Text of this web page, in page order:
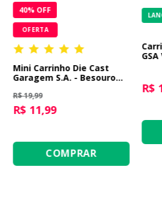
40% OFF
OFERTA
Mini Carrinho Die Cast
Garagem S.A. - Besouro
R$ 19,99
R$ 11,99
COMPRAR
R$